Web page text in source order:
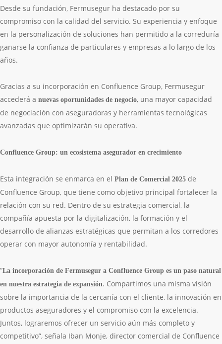
Desde su fundación, Fermusegur ha destacado por su
compromiso con la calidad del servicio. Su experiencia y enfoque
en la personalización de soluciones han permitido a la correduría
ganarse la confianza de particulares y empresas a lo largo de los
años.
Gracias a su incorporación en Confluence Group, Fermusegur
accederá a nuevas oportunidades de negocio, una mayor capacidad
de negociación con aseguradoras y herramientas tecnológicas
avanzadas que optimizarán su operativa.
Confluence Group: un ecosistema asegurador en crecimiento
Esta integración se enmarca en el Plan de Comercial 2025 de
Confluence Group, que tiene como objetivo principal fortalecer la
relación con su red. Dentro de su estrategia comercial, la
compañía apuesta por la digitalización, la formación y el
desarrollo de alianzas estratégicas que permitan a los corredores
operar con mayor autonomía y rentabilidad.
“La incorporación de Fermusegur a Confluence Group es un paso natural
en nuestra estrategia de expansión. Compartimos una misma visión
sobre la importancia de la cercanía con el cliente, la innovación en
productos aseguradores y el compromiso con la excelencia.
Juntos, lograremos ofrecer un servicio aún más completo y
competitivo”, señala Iban Monje, director comercial de Confluence